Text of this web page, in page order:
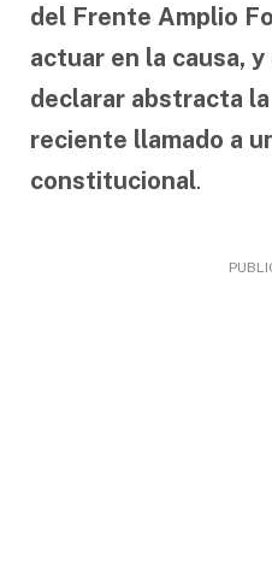
del Frente Amplio
actuar en la causa,
declarar abstracta
reciente llamado a
constitucional.